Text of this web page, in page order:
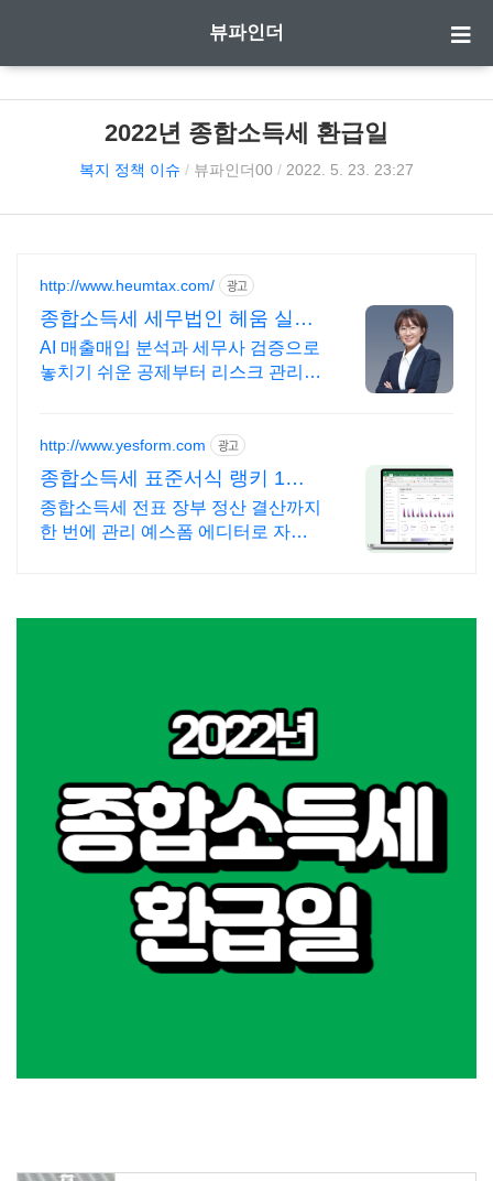
뷰파인더
2022년 종합소득세 환급일
복지 정책 이슈 / 뷰파인더00 / 2022. 5. 23. 23:27
http://www.heumtax.com/ 광고
종합소득세 세무법인 헤움 실시
간 카톡 상담 지원
AI 매출매입 분석과 세무사 검증으로
놓치기 쉬운 공제부터 리스크 관리까
http://www.yesform.com 광고
종합소득세 표준서식 랭키 1위
문서서식 플랫폼
종합소득세 전표 장부 정산 결산까지
한 번에 관리 예스폼 에디터로 자동